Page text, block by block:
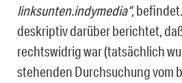
linksunten.indymedia“,
deskriptiv darüber berichtet,
rechts­widrig war (tatsächlich
stehenden Durchsuchung vom